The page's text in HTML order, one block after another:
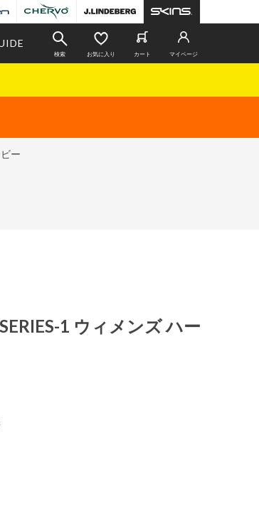
検索 お気に入り カート マイページ
ー
1 ウィメンズ ハー